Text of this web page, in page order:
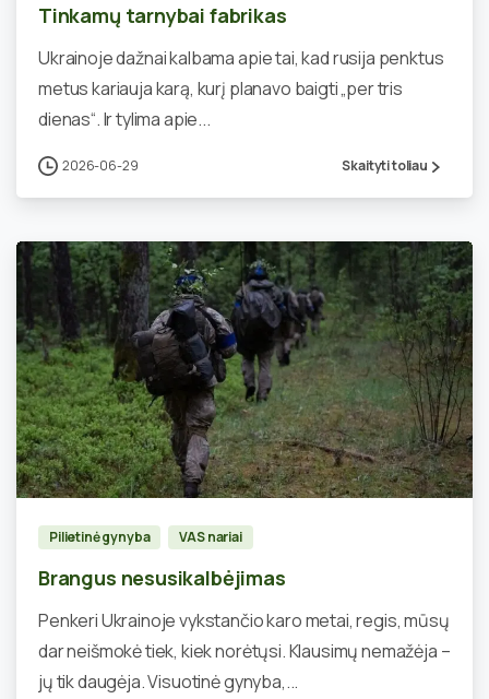
Tinkamų tarnybai fabrikas
Ukrainoje dažnai kalbama apie tai, kad rusija penktus
metus kariauja karą, kurį planavo baigti „per tris
dienas“. Ir tylima apie...
2026-06-29 Skaityti toliau
1
Pilietinė gynyba VAS nariai
Brangus nesusikalbėjimas
Penkeri Ukrainoje vykstančio karo metai, regis, mūsų
dar neišmokė tiek, kiek norėtųsi. Klausimų nemažėja –
jų tik daugėja. Visuotinė gynyba,...